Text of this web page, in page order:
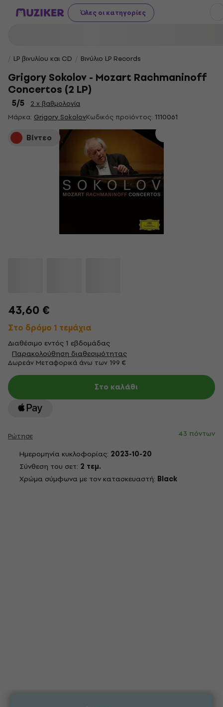
Όλες οι κατηγορίες
LP βινυλίου και CD Βινύλιο LP Records
Grigory Sokolov - Mozart Rachmaninoff
Concertos (2 LP)
5/5
2 x βαθμολογία
Μάρκα: Grigory SokolovΚωδικός προϊόντος: 1110061
Βίντεο
43,60 €
Στο δρόμο 1 τεμάχια
Διαθέσιμο εντός 1 εβδομάδας
Παρακολούθηση διαθεσιμότητας
Δωρεάν Μεταφορικά άνω των 199 €
Στο καλάθι
Ρώτησε
43 πόντων
Ημερομηνία κυκλοφορίας: 2023-10-20
Σύνθεση του σετ: 2 τεμ.
Χρώμα σύμφωνα με τον κατασκευαστή: Black